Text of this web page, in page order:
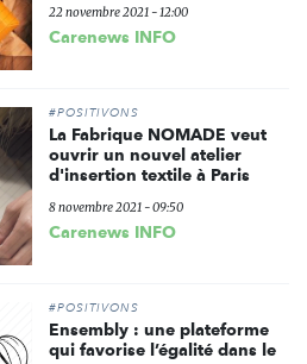
22 novembre 2021 - 12:00
Carenews INFO
#POSITIVONS
La Fabrique NOMADE veut
ouvrir un nouvel atelier
d'insertion textile à Paris
8 novembre 2021 - 09:50
Carenews INFO
#POSITIVONS
Ensembly : une plateforme
qui favorise l’égalité dans le